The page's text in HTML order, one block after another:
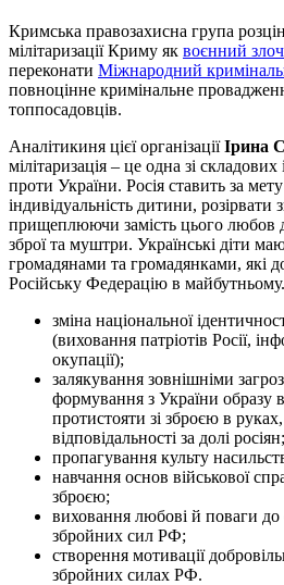
Кримська правозахисна група
мілітаризації Криму як воєнний
переконати Міжнародний
повноцінне кримінальне
топпосадовців.
Аналітикиня цієї організаціїІрина
мілітаризація – це одна зі
проти України. Росія ставить за
індивідуальність дитини, розірвати
прищеплюючи замість цього любов
зброї та муштри. Українські діти
громадянами та громадянками, які
Російську Федерацію в майбутньому.
зміна національної
(виховання патріотів Росії,
окупації);
залякування зовнішніми
формування з України образу
протистояти зі зброєю в
відповідальності за долі росіян;
пропагування культу
навчання основ військової
зброєю;
виховання любові й поваги до
збройних сил РФ;
створення мотивації
збройних силах РФ.